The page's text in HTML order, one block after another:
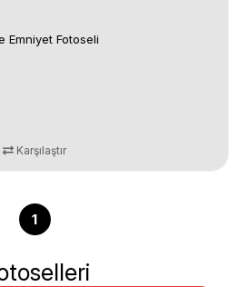
Emniyet Fotoseli
Karşılaştır
1